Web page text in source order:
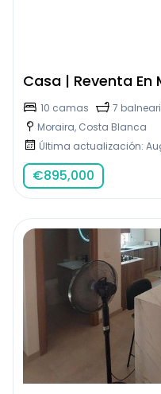
Casa | Reventa En
10 camas
7
Moraira, Costa Blanca
Última actualización:
€895,000